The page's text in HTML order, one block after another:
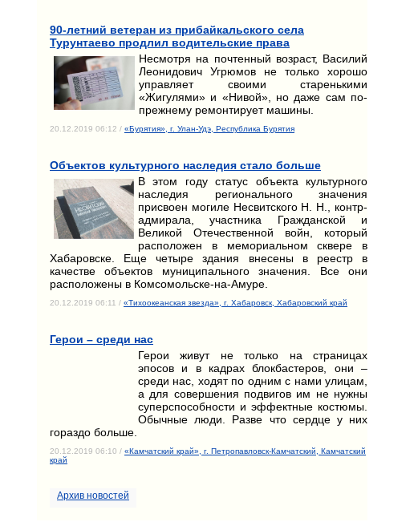
90-летний ветеран из прибайкальского села
Турунтаево продлил водительские права
Несмотря на почтенный возраст, Василий
Леонидович Угрюмов не только хорошо
управляет своими старенькими
«Жигулями» и «Нивой», но даже сам по-
прежнему ремонтирует машины.
20.12.2019 06:12 / «Бурятия», г. Улан-Удэ, Республика Бурятия
Объектов культурного наследия стало больше
В этом году статус объекта культурного
наследия регионального значения
присвоен могиле Несвитского Н. Н., контр-
адмирала, участника Гражданской и
Великой Отечественной войн, который
расположен в мемориальном сквере в
Хабаровске. Еще четыре здания внесены в реестр в
качестве объектов муниципального значения. Все они
расположены в Комсомольске-на-Амуре.
20.12.2019 06:11 / «Тихоокеанская звезда», г. Хабаровск, Хабаровский край
Герои – среди нас
Герои живут не только на страницах
эпосов и в кадрах блокбастеров, они –
среди нас, ходят по одним с нами улицам,
а для совершения подвигов им не нужны
суперспособности и эффектные костюмы.
Обычные люди. Разве что сердце у них
гораздо больше.
20.12.2019 06:10 / «Камчатский край», г. Петропавловск-Камчатский, Камчатский
край
Архив новостей